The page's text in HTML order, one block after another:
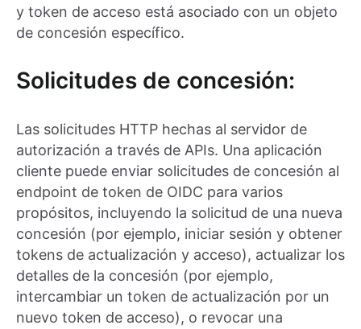
y token de acceso está asociado con un objeto
de concesión específico.
Solicitudes de concesión:
Las solicitudes HTTP hechas al servidor de
autorización a través de APIs. Una aplicación
cliente puede enviar solicitudes de concesión al
endpoint de token de OIDC para varios
propósitos, incluyendo la solicitud de una nueva
concesión (por ejemplo, iniciar sesión y obtener
tokens de actualización y acceso), actualizar los
detalles de la concesión (por ejemplo,
intercambiar un token de actualización por un
nuevo token de acceso), o revocar una